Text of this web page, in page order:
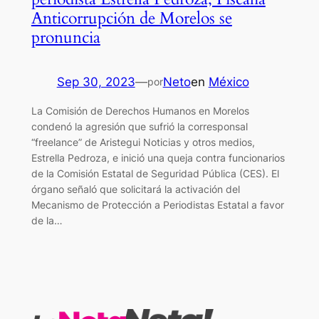
Anticorrupción de Morelos se
pronuncia
Sep 30, 2023—porNetoen México
La Comisión de Derechos Humanos en Morelos
condenó la agresión que sufrió la corresponsal
“freelance” de Aristegui Noticias y otros medios,
Estrella Pedroza, e inició una queja contra funcionarios
de la Comisión Estatal de Seguridad Pública (CES). El
órgano señaló que solicitará la activación del
Mecanismo de Protección a Periodistas Estatal a favor
de la…